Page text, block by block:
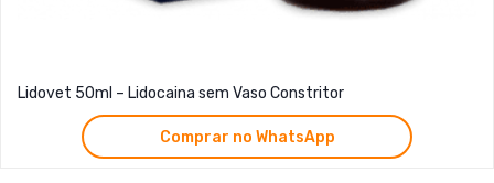
Lidovet 50ml – Lidocaina sem Vaso Constritor
Comprar no WhatsApp